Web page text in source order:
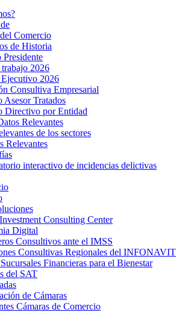
Comercio
de Historia
Presidente
2026
2026
Consultiva Empresarial
Asesor Tratados
Directivo por Entidad
Relevantes
de los sectores
Relevantes
interactivo de incidencias delictivas
Consulting Center
Digital
Consultivos ante el IMSS
Consultivas Regionales del INFONAVIT
Financieras para el Bienestar
del SAT
de Cámaras
Cámaras de Comercio